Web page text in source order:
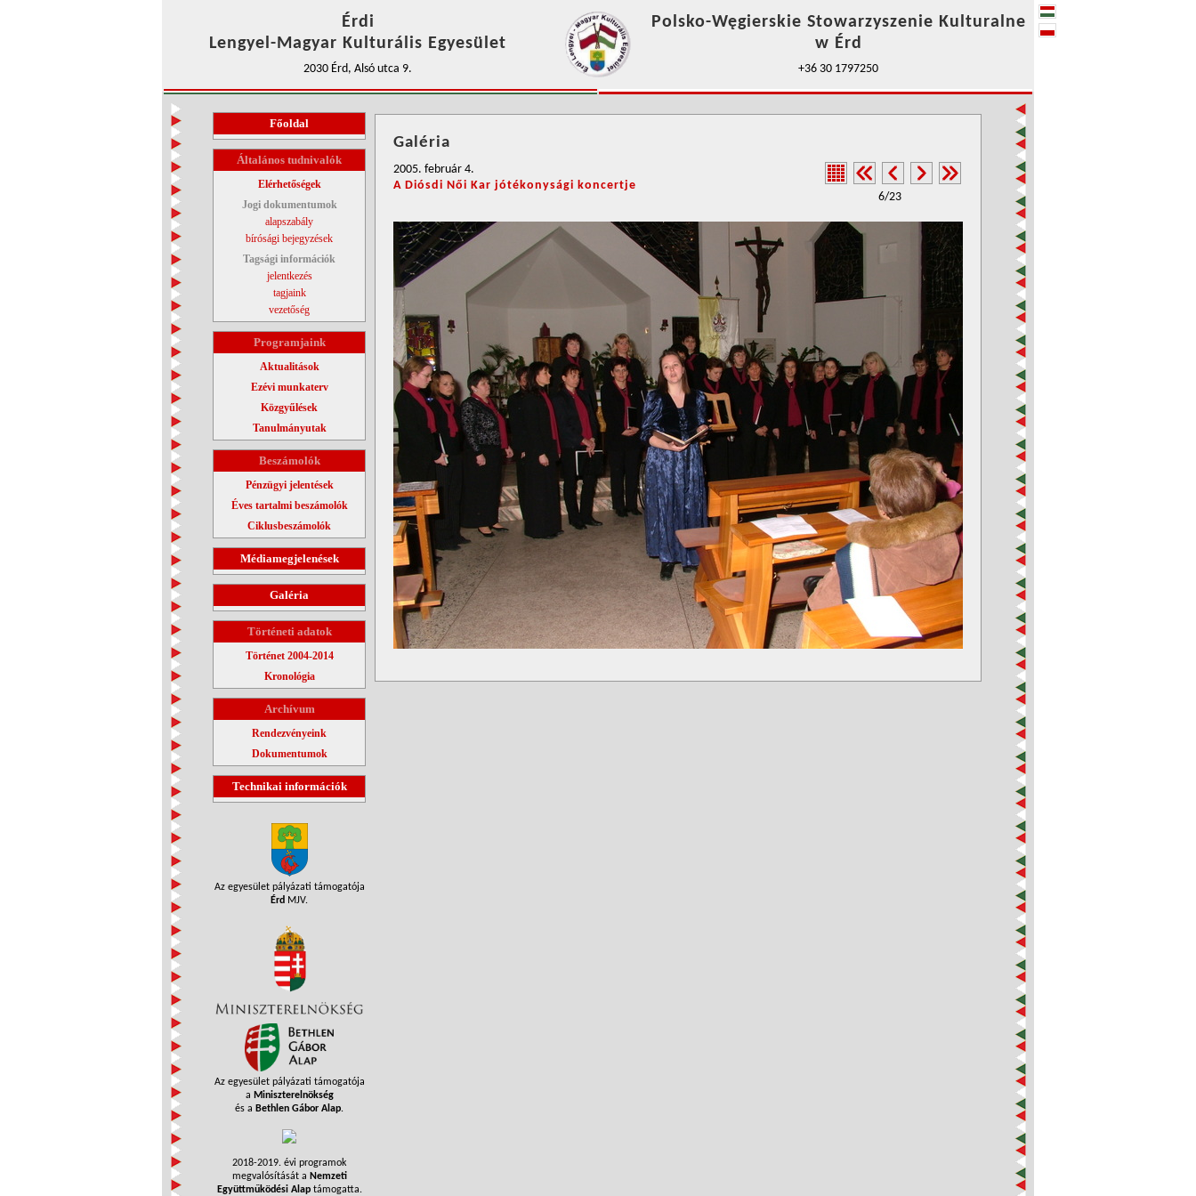
Érdi
Lengyel-Magyar Kulturális Egyesület
2030 Érd, Alsó utca 9.
Polsko-Węgierskie Stowarzyszenie Kulturalne
w Érd
+36 30 1797250
Főoldal
Általános tudnivalók
Elérhetőségek
Jogi dokumentumok
alapszabály
bírósági bejegyzések
Tagsági információk
jelentkezés
tagjaink
vezetőség
Programjaink
Aktualitások
Ezévi munkaterv
Közgyűlések
Tanulmányutak
Beszámolók
Pénzügyi jelentések
Éves tartalmi beszámolók
Ciklusbeszámolók
Médiamegjelenések
Galéria
Történeti adatok
Történet 2004-2014
Kronológia
Archívum
Rendezvényeink
Dokumentumok
Technikai információk
Az egyesület pályázati támogatója
Érd MJV.
Az egyesület pályázati támogatója
a Miniszterelnökség
és a Bethlen Gábor Alap.
2018-2019. évi programok
megvalósítását a Nemzeti
Együttműködési Alaptámogatta.
Galéria
2005. február 4.
A Diósdi Női Kar jótékonysági koncertje
6/23